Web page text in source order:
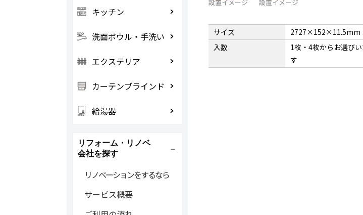
設置イメージ 設置イメージ
サイズ
2727×152×11.5mm
入数
1枚・4枚からお選び
す
キッチン
洗面ボウル・手洗い
エクステリア
カーテンブラインド
給湯器
リフォーム・リノベ
会社を探す
リノベーションをするなら
サービス概要